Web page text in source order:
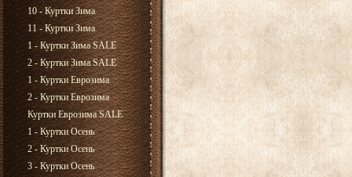
10 - Куртки Зима
11 - Куртки Зима
1 - Куртки Зима SALE
2 - Куртки Зима SALE
1 - Куртки Еврозима
2 - Куртки Еврозима
Куртки Еврозима SALE
1 - Куртки Осень
2 - Куртки Осень
3 - Куртки Осень